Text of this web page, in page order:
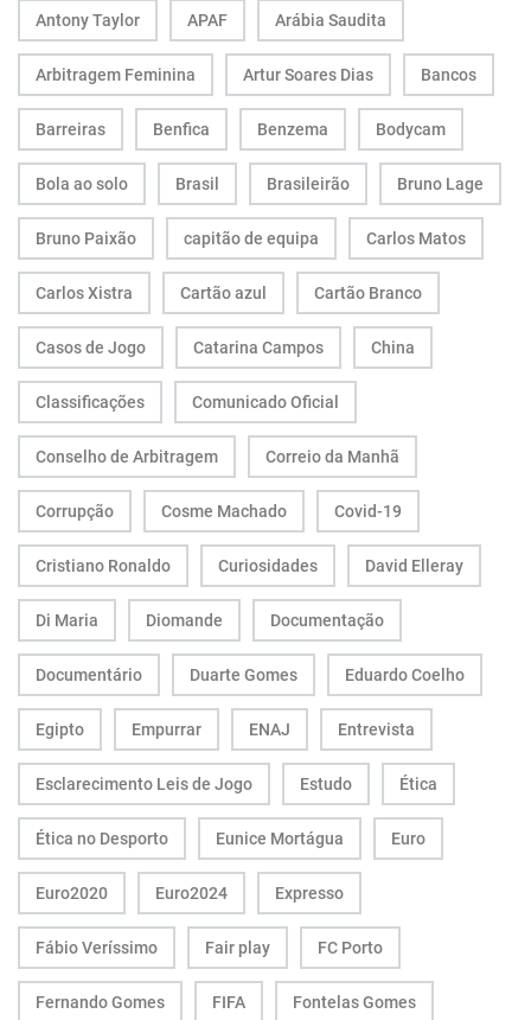
Antony Taylor APAF Arábia Saudita
Arbitragem Feminina Artur Soares Dias Bancos
Barreiras Benfica Benzema Bodycam
Bola ao solo Brasil Brasileirão Bruno Lage
Bruno Paixão capitão de equipa Carlos Matos
Carlos Xistra Cartão azul Cartão Branco
Casos de Jogo Catarina Campos China
Classificações Comunicado Oficial
Conselho de Arbitragem Correio da Manhã
Corrupção Cosme Machado Covid-19
Cristiano Ronaldo Curiosidades David Elleray
Di Maria Diomande Documentação
Documentário Duarte Gomes Eduardo Coelho
Egipto Empurrar ENAJ Entrevista
Esclarecimento Leis de Jogo Estudo Ética
Ética no Desporto Eunice Mortágua Euro
Euro2020 Euro2024 Expresso
Fábio Veríssimo Fair play FC Porto
Fernando Gomes FIFA Fontelas Gomes